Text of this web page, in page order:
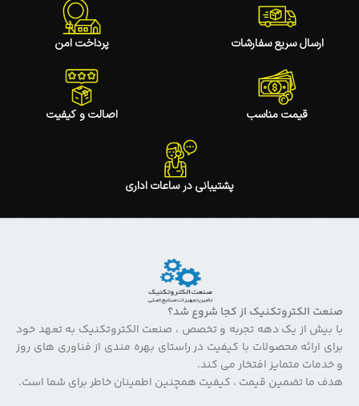
ارسال سریع سفارشات پرداخت امن
قیمت مناسب اصالت و کیفیت
پشتیبانی در ساعات اداری
صنعت الکتروتکنیک از کجا شروع شد؟
با بیش از یک دهه تجربه و تخصص ، صنعت الکتروتکنیک به تعهد خود
برای ارائه محصولات با کیفیت در راستای بهره مندی از فناوری های روز
و خدمات متمایز افتخار می کند.
هدف ما تضمین قیمت ، کیفیت همچنین اطمینان خاطر برای شما است.